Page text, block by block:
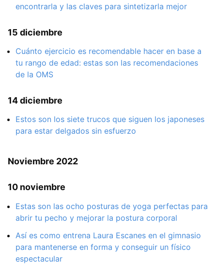
encontrarla y las claves para sintetizarla mejor
15 diciembre
Cuánto ejercicio es recomendable hacer en base a
tu rango de edad: estas son las recomendaciones
de la OMS
14 diciembre
Estos son los siete trucos que siguen los japoneses
para estar delgados sin esfuerzo
Noviembre 2022
10 noviembre
Estas son las ocho posturas de yoga perfectas para
abrir tu pecho y mejorar la postura corporal
Así es como entrena Laura Escanes en el gimnasio
para mantenerse en forma y conseguir un físico
espectacular